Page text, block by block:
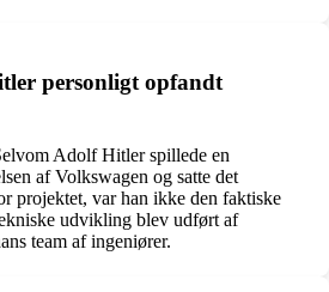
personligt opfandt
Adolf Hitler spillede en
af Volkswagen og satte det
projektet, var han ikke den faktiske
udvikling blev udført af
team af ingeniører.